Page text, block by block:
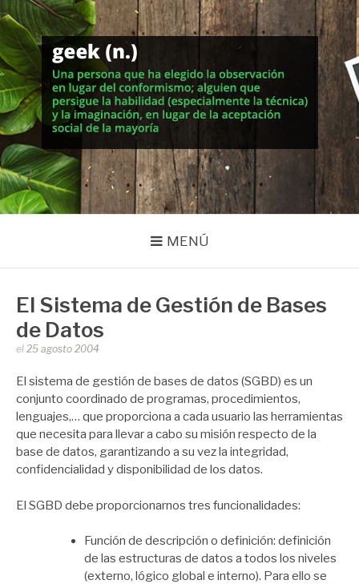
Saltar
al
contenido
MUNDO GEEK
Vida inteligente en la geekosfera
MENÚ
El Sistema de Gestión de Bases
de Datos
Publicado
Zootropo
el 25 agosto 2004
El sistema de gestión de bases de datos (SGBD) es un
conjunto coordinado de programas, procedimientos,
lenguajes,… que proporciona a cada usuario las herramientas
que necesita para llevar a cabo su misión respecto de la
base de datos, garantizando a su vez la integridad,
confidencialidad y disponibilidad de los datos.
El SGBD debe proporcionarnos tres funcionalidades:
Función de descripción o definición: definición
de las estructuras de datos a todos los niveles
(externo, lógico global e interno). Para ello se